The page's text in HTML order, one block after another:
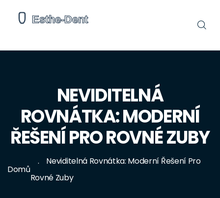
NEVIDITELNÁ
ROVNÁTKA: MODERNÍ
ŘEŠENÍ PRO ROVNÉ ZUBY
Domů
Neviditelná Rovnátka: Moderní Řešení Pro
Rovné Zuby